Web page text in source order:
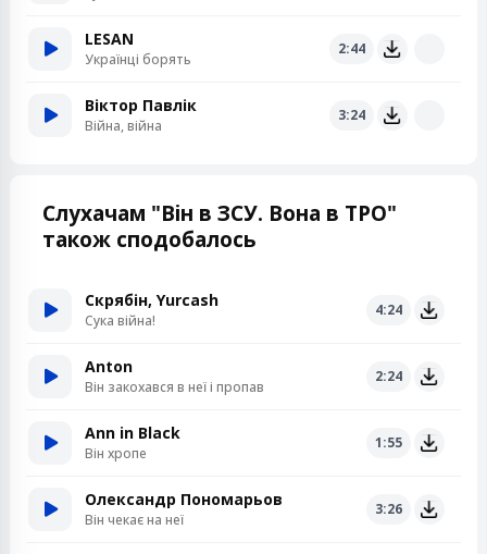
LESAN
Українці борять
2:44
Віктор Павлік
Війна, війна
3:24
Слухачам "Він в ЗСУ. Вона в ТРО"
також сподобалось
Скрябін, Yurcash
Сука війна!
4:24
Anton
Він закохався в неї і пропав
2:24
Ann in Black
Він хропе
1:55
Олександр Пономарьов
Він чекає на неї
3:26